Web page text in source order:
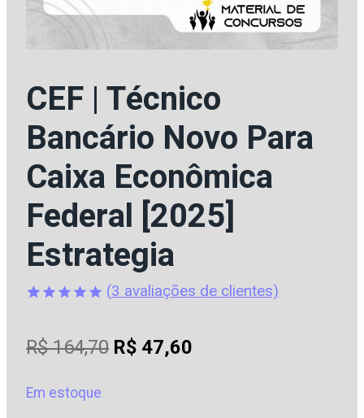
CEF | Técnico
Bancário Novo Para
Caixa Econômica
Federal [2025]
Estrategia
5, com
baseado em
de clientes
(3 avaliações de clientes)
R$164,70 O
R$ 47,60
Em estoque